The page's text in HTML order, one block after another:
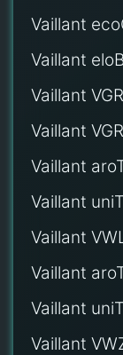
Vaillant
Vaillant
Vaillant
Vaillant
Vaillant
Vaillant
Vaillant
Vaillant
Vaillant
Vaillant